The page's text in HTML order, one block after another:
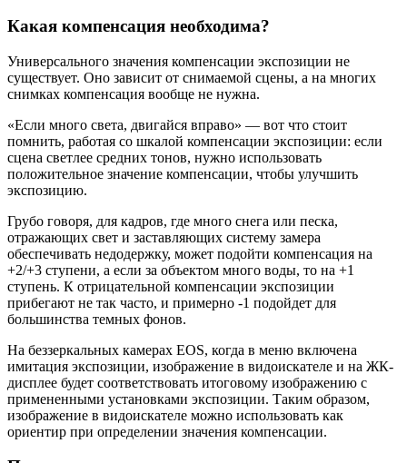
Какая компенсация необходима?
Универсального значения компенсации экспозиции не
существует. Оно зависит от снимаемой сцены, а на многих
снимках компенсация вообще не нужна.
«Если много света, двигайся вправо» — вот что стоит
помнить, работая со шкалой компенсации экспозиции: если
сцена светлее средних тонов, нужно использовать
положительное значение компенсации, чтобы улучшить
экспозицию.
Грубо говоря, для кадров, где много снега или песка,
отражающих свет и заставляющих систему замера
обеспечивать недодержку, может подойти компенсация на
+2/+3 ступени, а если за объектом много воды, то на +1
ступень. К отрицательной компенсации экспозиции
прибегают не так часто, и примерно -1 подойдет для
большинства темных фонов.
На беззеркальных камерах EOS, когда в меню включена
имитация экспозиции, изображение в видоискателе и на ЖК-
дисплее будет соответствовать итоговому изображению с
примененными установками экспозиции. Таким образом,
изображение в видоискателе можно использовать как
ориентир при определении значения компенсации.